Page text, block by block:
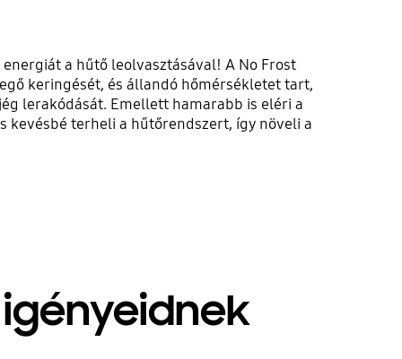
a hűtő leolvasztásával! A No Frost
keringését, és állandó hőmérsékletet tart,
lerakódását. Emellett hamarabb is eléri a
kevésbé terheli a hűtőrendszert, így növeli a